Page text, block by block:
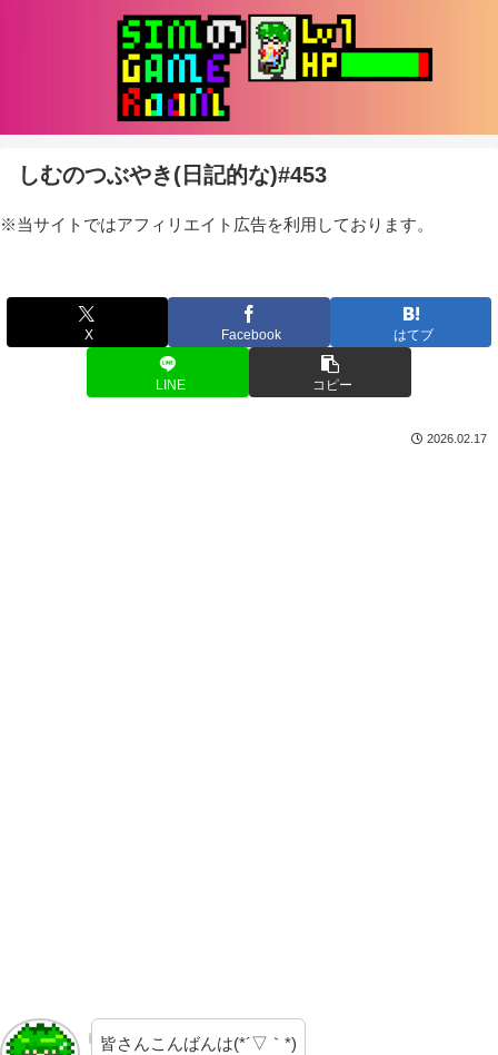
しむのつぶやき(日記的な)#453
※当サイトではアフィリエイト広告を利用しております。
X Facebook はてブ
LINE コピー
2026.02.17
皆さんこんばんは(*´▽｀*)